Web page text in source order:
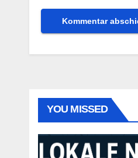
YOU MISSED